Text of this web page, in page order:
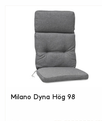
Milano Dyna Hög 98